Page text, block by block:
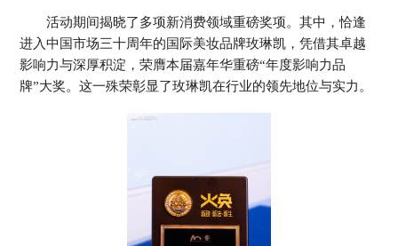
活动期间揭晓了多项新消费领域重磅奖项。其中，恰逢
进入中国市场三十周年的国际美妆品牌玫琳凯，凭借其卓越
影响力与深厚积淀，荣膺本届嘉年华重磅“年度影响力品
牌”大奖。这一殊荣彰显了玫琳凯在行业的领先地位与实力。
Singapore 新加坡
拉 美
Argentina 阿根廷
Brazil 巴西
EI Salvador 萨尔瓦多
Czech Republic 捷克共和国
Germany 德国